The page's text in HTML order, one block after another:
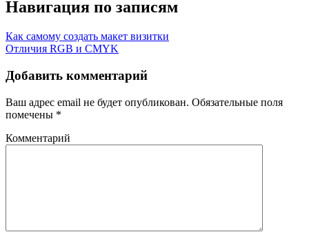
Навигация по записям
Как самому создать макет визитки
Отличия RGB и CMYK
Добавить комментарий
Ваш адрес email не будет опубликован. Обязательные поля
помечены *
Комментарий